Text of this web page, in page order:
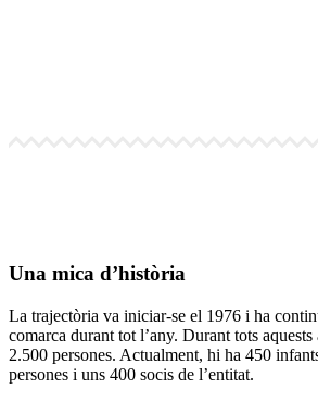
Una mica d’història
La trajectòria va iniciar-se el 1976 i ha
comarca durant tot l’any. Durant tots
2.500 persones. Actualment, hi ha 450
persones i uns 400 socis de l’entitat.